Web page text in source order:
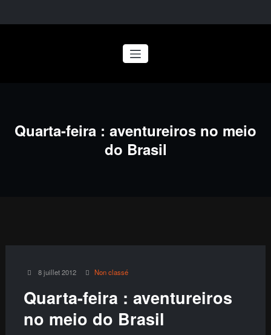
Quarta-feira : aventureiros no meio
do Brasil
8 juillet 2012 Non classé
Quarta-feira : aventureiros
no meio do Brasil